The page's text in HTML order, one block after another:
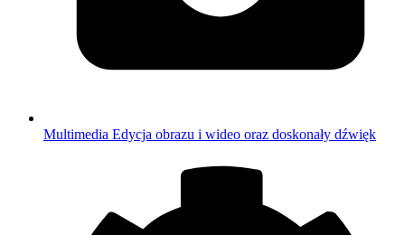
Multimedia Edycja obrazu i wideo oraz doskonały dźwięk